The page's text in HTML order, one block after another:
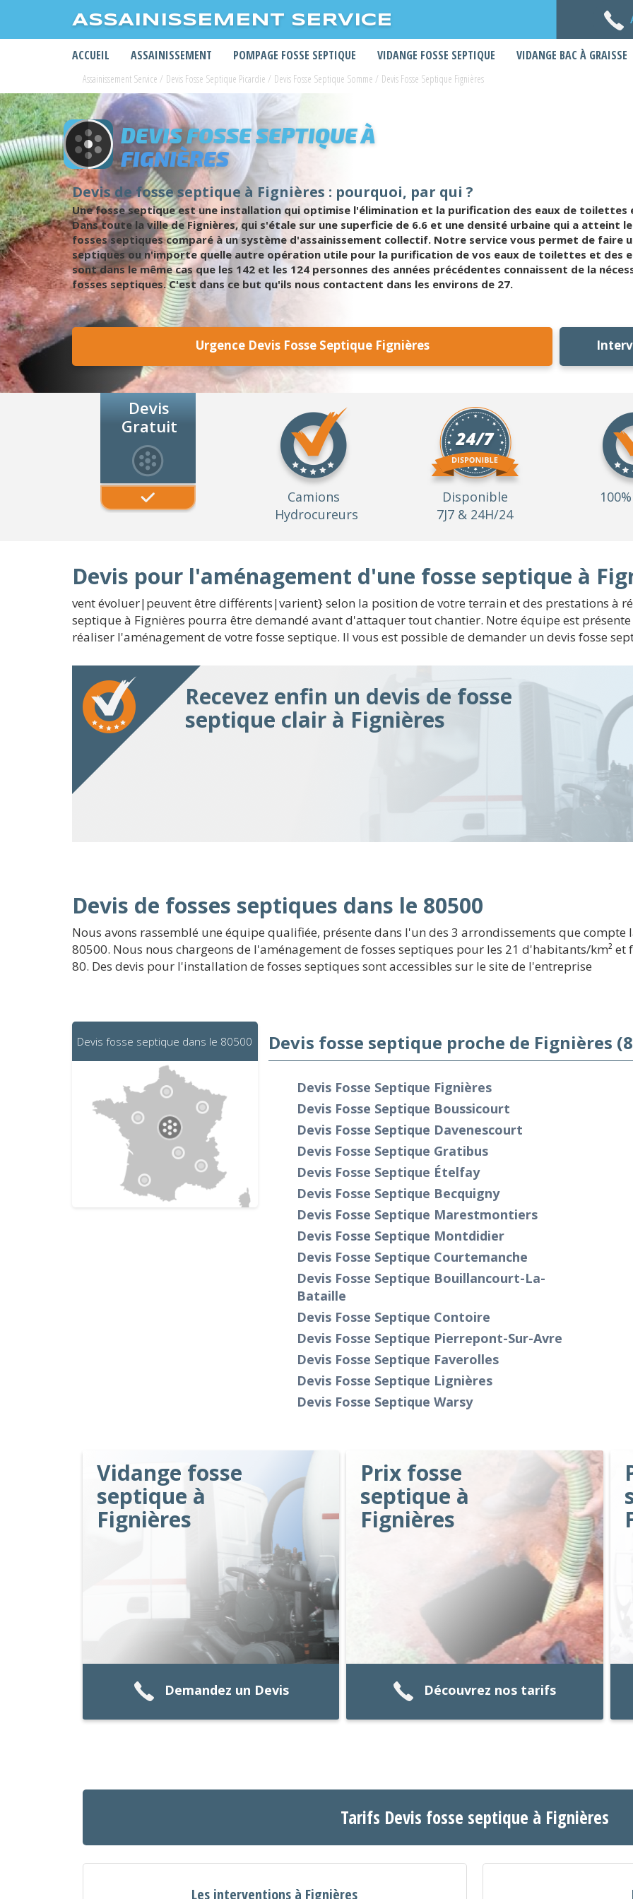
ASSAINISSEMENT SERVICE
ACCUEIL ASSAINISSEMENT POMPAGE FOSSE SEPTIQUE VIDANGE FOSSE SEPTIQUE VIDANGE BAC À GRAISSE
Assainissement Service / Devis Fosse Septique Picardie / Devis Fosse Septique Somme / Devis Fosse Septique Fignières
DEVIS FOSSE SEPTIQUE À
FIGNIÈRES
Devis de fosse septique à Fignières : pourquoi, par qui ?
Une fosse septique est une installation qui optimise l'élimination et la purification des eaux de toilettes
Dans toute la ville de Fignières, qui s'étale sur une superficie de 6.6 et une densité urbaine qui a atteint
fosses septiques comparé à un système d'assainissement collectif. Notre service vous permet de faire
septiques ou n'importe quelle autre opération utile pour la purification de vos eaux de toilettes et des
sont dans le même cas que les 142 et les 124 personnes des années précédentes connaissent de la
fosses septiques. C'est dans ce but qu'ils nous contactent dans les environs de 27.
Urgence Devis Fosse Septique Fignières
Devis
Gratuit
Camions
Hydrocureurs
Disponible
7J7 & 24H/24
Devis pour l'aménagement d'une fosse septique à
vent évoluer|peuvent être différents|varient} selon la position de votre terrain et des prestations à
septique à Fignières pourra être demandé avant d'attaquer tout chantier. Notre équipe est
réaliser l'aménagement de votre fosse septique. Il vous est possible de demander un devis fosse
Recevez enfin un devis de fosse
septique clair à Fignières
Devis de fosses septiques dans le 80500
Nous avons rassemblé une équipe qualifiée, présente dans l'un des 3 arrondissements que compte
80500. Nous nous chargeons de l'aménagement de fosses septiques pour les 21 d'habitants/km² et
80. Des devis pour l'installation de fosses septiques sont accessibles sur le site de l'entreprise
Devis fosse septique dans le 80500 Devis fosse septique proche de Fignières
Devis Fosse Septique Fignières
Devis Fosse Septique Boussicourt
Devis Fosse Septique Davenescourt
Devis Fosse Septique Gratibus
Devis Fosse Septique Ételfay
Devis Fosse Septique Becquigny
Devis Fosse Septique Marestmontiers
Devis Fosse Septique Montdidier
Devis Fosse Septique Courtemanche
Devis Fosse Septique Bouillancourt-La-
Bataille
Devis Fosse Septique Contoire
Devis Fosse Septique Pierrepont-Sur-Avre
Devis Fosse Septique Faverolles
Devis Fosse Septique Lignières
Devis Fosse Septique Warsy
Vidange fosse
septique à
Fignières
Demandez un Devis
Prix fosse
septique à
Fignières
Découvrez nos tarifs
Tarifs Devis fosse septique à Fignières
Les interventions à Fignières